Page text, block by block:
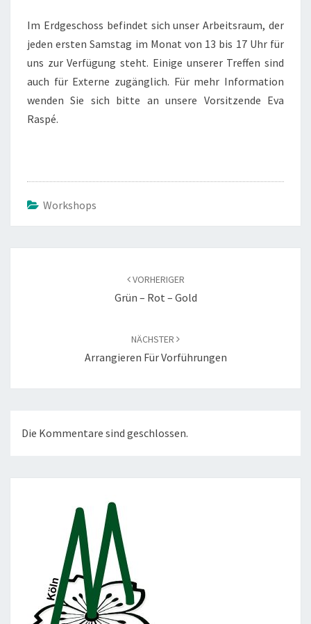
Im Erdgeschoss befindet sich unser Arbeitsraum, der
jeden ersten Samstag im Monat von 13 bis 17 Uhr für
uns zur Verfügung steht. Einige unserer Treffen sind
auch für Externe zugänglich. Für mehr Information
wenden Sie sich bitte an unsere Vorsitzende Eva
Raspé.
Workshops
VORHERIGER
Grün – Rot – Gold
NÄCHSTER
Arrangieren Für Vorführungen
Die Kommentare sind geschlossen.